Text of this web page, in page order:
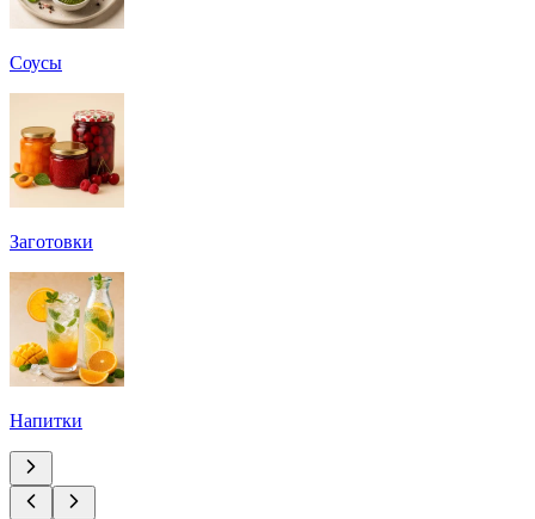
Соусы
Заготовки
Напитки